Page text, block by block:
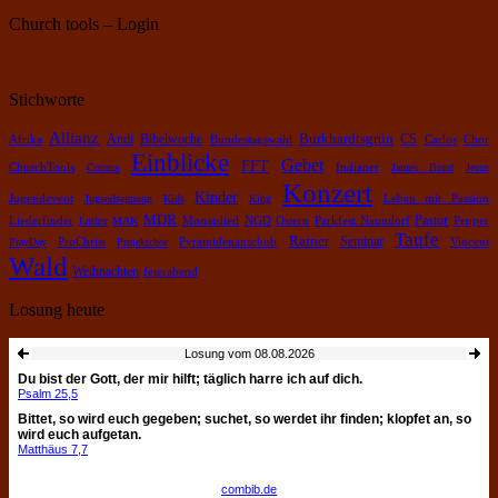
Church tools – Login
Stichworte
Afrika Allianz Andi Bibelwoche Bundestagswahl Burkhardtsgrün CS Carlos Chor
ChurchTools Corona Einblicke FFT Gebet Indianer James Bond Jesus
Jugendevent Jugendsegnung Kids Kinder King Konzert Leben mit Passion
Liederfinder Luther MAK MDR Monatslied NGD Ostern Parkfest Naundorf Pastor Pepper
PrayDay ProChrist Projektchor Pyramidenanschub Rainer Seminar Taufe Vincent
Wald Weihnachten fejerabend
Losung heute